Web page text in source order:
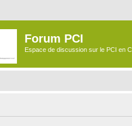
Forum PCI
Espace de discussion sur le PCI en